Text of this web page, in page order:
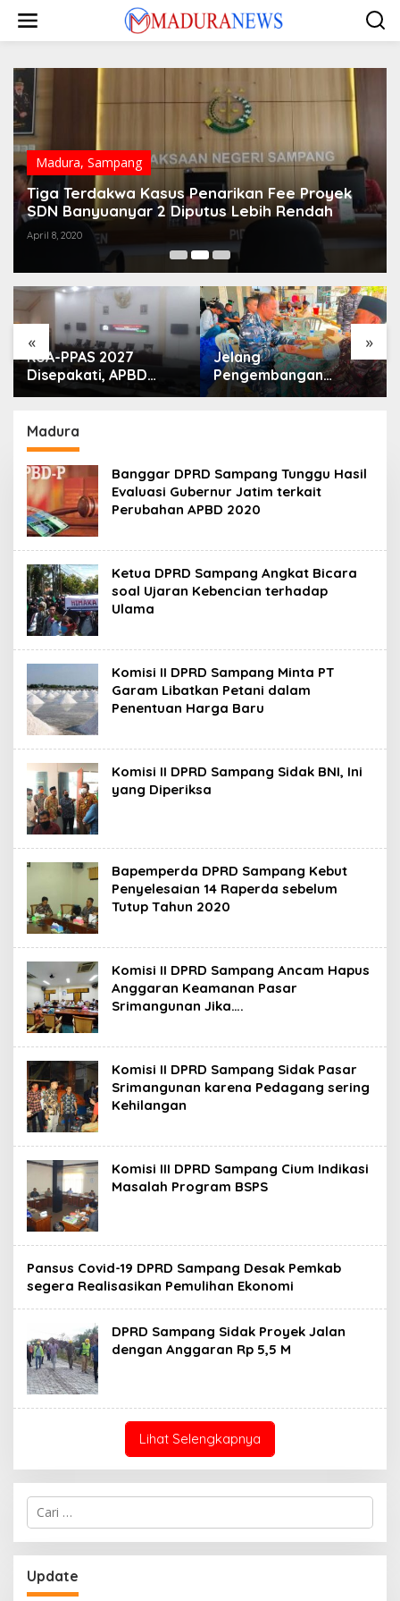
konten
Madura, Sampang
Tiga Terdakwa Kasus Penarikan Fee Proyek
SDN Banyuanyar 2 Diputus Lebih Rendah
April 8, 2020
« »
KUA-PPAS 2027
Disepakati, APBD
Sampang Defisit Rp
Jelang
Pengembangan
Lapangan Hidayah,
Madura
Banggar DPRD Sampang Tunggu Hasil
Evaluasi Gubernur Jatim terkait
Perubahan APBD 2020
Ketua DPRD Sampang Angkat Bicara
soal Ujaran Kebencian terhadap
Ulama
Komisi II DPRD Sampang Minta PT
Garam Libatkan Petani dalam
Penentuan Harga Baru
Komisi II DPRD Sampang Sidak BNI, Ini
yang Diperiksa
Bapemperda DPRD Sampang Kebut
Penyelesaian 14 Raperda sebelum
Tutup Tahun 2020
Komisi II DPRD Sampang Ancam Hapus
Anggaran Keamanan Pasar
Srimangunan Jika….
Komisi II DPRD Sampang Sidak Pasar
Srimangunan karena Pedagang sering
Kehilangan
Komisi III DPRD Sampang Cium Indikasi
Masalah Program BSPS
Pansus Covid-19 DPRD Sampang Desak Pemkab
segera Realisasikan Pemulihan Ekonomi
DPRD Sampang Sidak Proyek Jalan
dengan Anggaran Rp 5,5 M
Lihat Selengkapnya
Cari
untuk:
Update